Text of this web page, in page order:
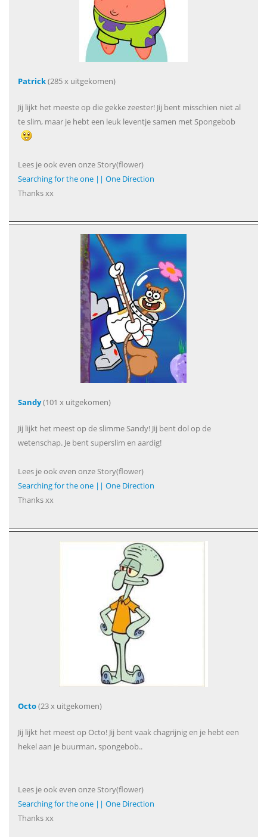
Patrick(285 x uitgekomen)
Jij lijkt het meeste op die gekke zeester! Jij bent misschien niet al
te slim, maar je hebt een leuk leventje samen met Spongebob
Lees je ook even onze Story(flower)
Searching for the one || One Direction
Thanks xx
Sandy(101 x uitgekomen)
Jij lijkt het meest op de slimme Sandy! Jij bent dol op de
wetenschap. Je bent superslim en aardig!
Lees je ook even onze Story(flower)
Searching for the one || One Direction
Thanks xx
Octo(23 x uitgekomen)
Jij lijkt het meest op Octo! Jij bent vaak chagrijnig en je hebt een
hekel aan je buurman, spongebob..
Lees je ook even onze Story(flower)
Searching for the one || One Direction
Thanks xx